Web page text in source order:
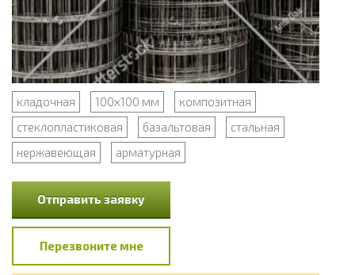
кладочная 100x100 мм
композитная
стеклопластиковая
базальтовая
стальная
нержавеющая
арматурная
Отправить заявку
Перезвоните мне